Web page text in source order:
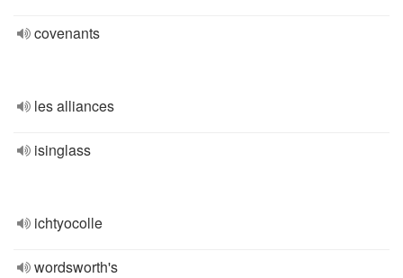
covenants
les alliances
isinglass
ichtyocolle
wordsworth's